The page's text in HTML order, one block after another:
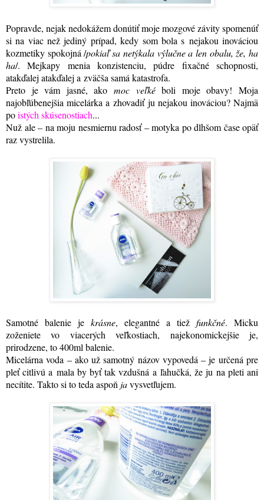
Popravde, nejak nedokážem donútiť moje mozgové závity spomenúť
si na viac než jediný prípad, kedy som bola s nejakou inováciou
kozmetiky spokojná /pokiaľ sa netýkala výlučne a len obalu, že, ha
ha/. Mejkapy menia konzistenciu, púdre fixačné schopnosti,
atakďalej atakďalej a zväčša samá katastrofa.
Preto je vám jasné, ako moc veľkéboli moje obavy! Moja
najobľúbenejšia micelárka a zhovadiť ju nejakou inováciou? Najmä
poistých skúsenostiach...
Nuž ale – na moju nesmiernu radosť – motyka po dlhšom čase opäť
raz vystrelila.
Samotné balenie je krásne, elegantné a tiež funkčné. Micku
zoženiete vo viacerých veľkostiach, najekonomickejšie je,
prirodzene, to 400ml balenie.
Micelárna voda – ako už samotný názov vypovedá – je určená pre
pleť citlivú a mala by byť tak vzdušná a ľahučká, že ju na pleti ani
necítite. Takto si to teda aspoň javysvetľujem.